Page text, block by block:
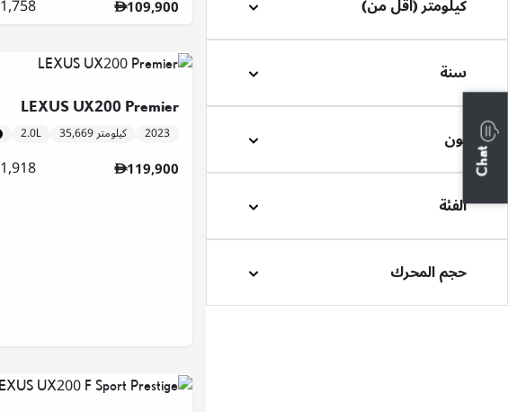
كيلومتر (اقل من)
سنة
لون
الفئة
حجم المحرك
109,900
1,758
LEXUS UX200 Premier
2023 35,669 كيلومتر 2.0L
119,900
1,918 Chat